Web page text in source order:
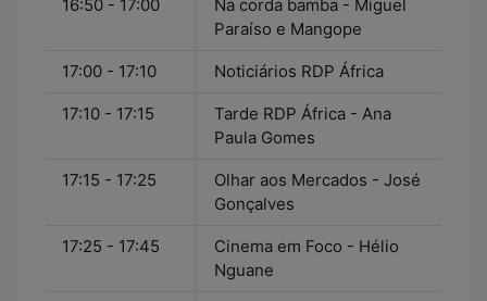
16:50 - 17:00
Na corda bamba - Miguel
Paraíso e Mangope
17:00 - 17:10 Noticiários RDP África
17:10 - 17:15
Tarde RDP África - Ana
Paula Gomes
17:15 - 17:25
Olhar aos Mercados - José
Gonçalves
17:25 - 17:45
Cinema em Foco - Hélio
Nguane